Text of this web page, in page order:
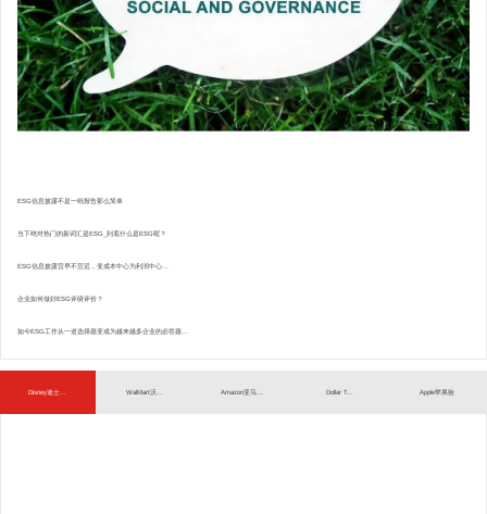
ESG信息披露不是一纸报告那么简单
当下绝对热门的新词汇是ESG_到底什么是ESG呢？
ESG信息披露宜早不宜迟，变成本中心为利润中心...
企业如何做好ESG评级评价？
如今ESG工作从一道选择题变成为越来越多企业的必答题...
Disney迪士... WalMart沃... Amazon亚马... Dollar T... Apple苹果验